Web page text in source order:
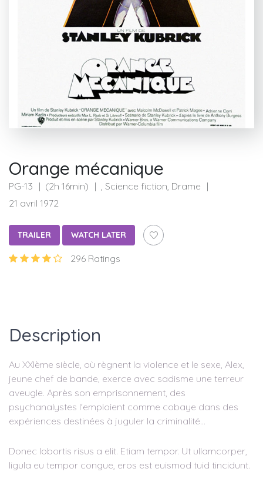
Orange mécanique
PG-13 (2h 16min)
, Science fiction, Drame
21 avril 1972
TRAILER WATCH LATER
296 Ratings
Description
Au XXIème siècle, où règnent la violence et le sexe, Alex,
jeune chef de bande, exerce avec sadisme une terreur
aveugle. Après son emprisonnement, des
psychanalystes l'emploient comme cobaye dans des
expériences destinées à juguler la criminalité...
Donec lobortis risus a elit. Etiam tempor. Ut ullamcorper,
ligula eu tempor congue, eros est euismod tuid tincidunt.